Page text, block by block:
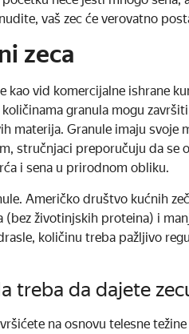
vaš zec će verovatno
zeca
kao vid komercijalne ishrane
granula mogu
materija. Granule imaju svoje
stručnjaci preporučuju da se
i sena u prirodnom obliku.
Američko društvo kućnih
(bez životinjskih proteina) i
količinu treba pažljivo
treba da dajete
na osnovu telesne težine